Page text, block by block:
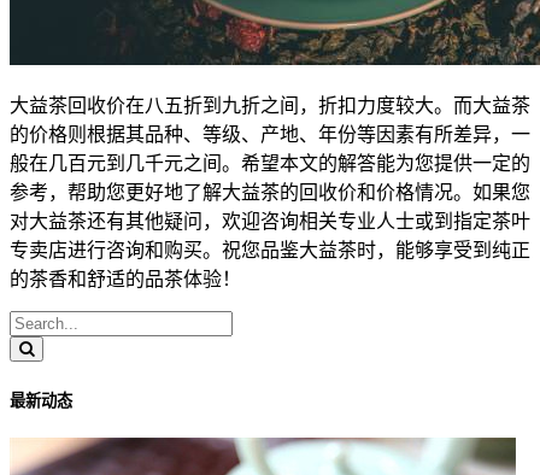
大益茶回收价在八五折到九折之间，折扣力度较大。而大益茶
的价格则根据其品种、等级、产地、年份等因素有所差异，一
般在几百元到几千元之间。希望本文的解答能为您提供一定的
参考，帮助您更好地了解大益茶的回收价和价格情况。如果您
对大益茶还有其他疑问，欢迎咨询相关专业人士或到指定茶叶
专卖店进行咨询和购买。祝您品鉴大益茶时，能够享受到纯正
的茶香和舒适的品茶体验！
最新动态